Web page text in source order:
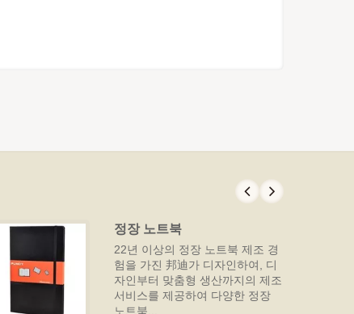
정장 노트북
22년 이상의 정장 노트북 제조 경
험을 가진 邦迪가 디자인하여, 디
자인부터 맞춤형 생산까지의 제조
서비스를 제공하여 다양한 정장
노트북...